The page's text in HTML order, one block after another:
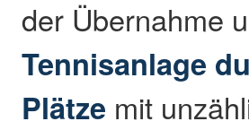
der Übernahme
Tennisanlage
Plätze mit